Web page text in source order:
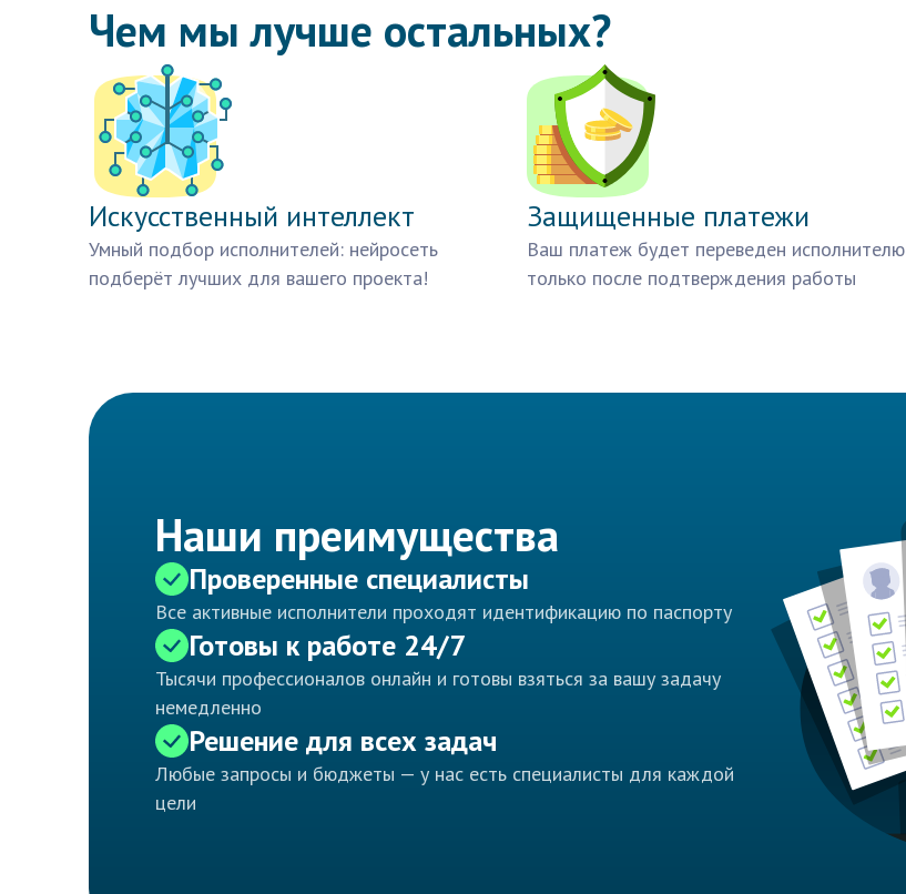
Чем мы лучше остальных?
Искусственный интеллект
Умный подбор исполнителей: нейросеть
подберёт лучших для вашего проекта!
Защищенные платежи
Ваш платеж будет переведен исполнителю
только после подтверждения работы
Наши преимущества
Проверенные специалисты
Все активные исполнители проходят идентификацию по паспорту
Готовы к работе 24/7
Тысячи профессионалов онлайн и готовы взяться за вашу задачу
немедленно
Решение для всех задач
Любые запросы и бюджеты — у нас есть специалисты для каждой
цели